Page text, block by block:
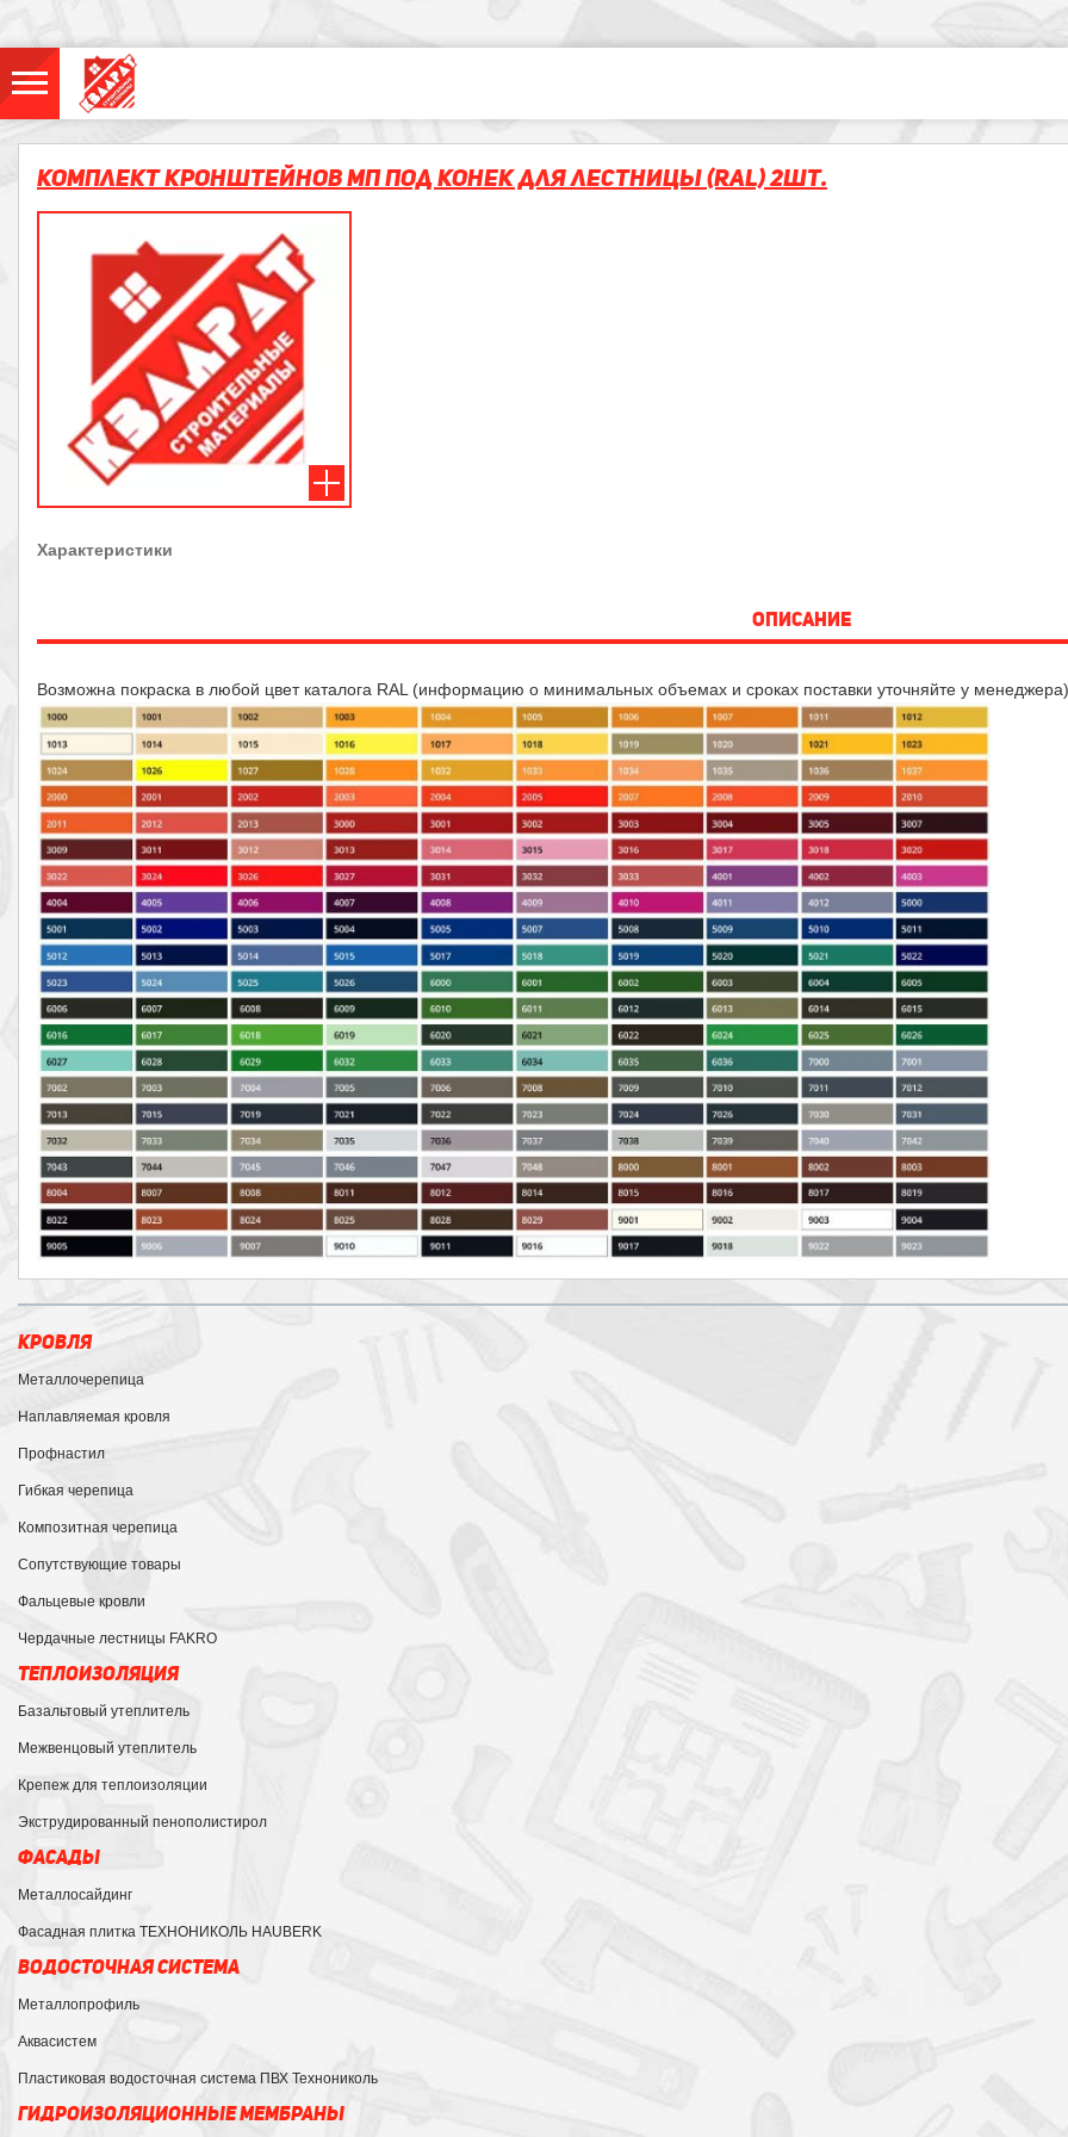
Комплект Кронштейнов МП под конек для лестницы (RAL) 2шт.
Характеристики
ОПИСАНИЕ
Возможна покраска в любой цвет каталога RAL (информацию о минимальных объемах и сроках поставки уточняйте у менеджера)
КРОВЛЯ
Металлочерепица
Наплавляемая кровля
Профнастил
Гибкая черепица
Композитная черепица
Сопутствующие товары
Фальцевые кровли
Чердачные лестницы FAKRO
ТЕПЛОИЗОЛЯЦИЯ
Базальтовый утеплитель
Межвенцовый утеплитель
Крепеж для теплоизоляции
Экструдированный пенополистирол
ФАСАДЫ
Металлосайдинг
Фасадная плитка ТЕХНОНИКОЛЬ HAUBERK
ВОДОСТОЧНАЯ СИСТЕМА
Металлопрофиль
Аквасистем
Пластиковая водосточная система ПВХ Технониколь
ГИДРОИЗОЛЯЦИОННЫЕ МЕМБРАНЫ